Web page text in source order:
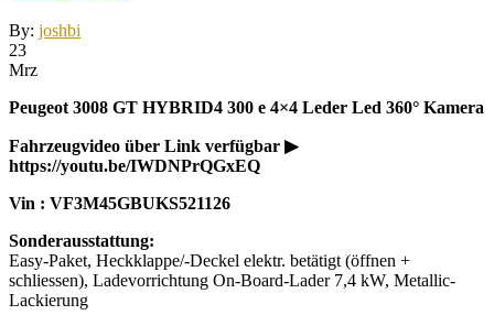
By: joshbi
23
Mrz
Peugeot 3008 GT HYBRID4 300 e 4×4 Leder Led 360° Kamera
Fahrzeugvideo über Link verfügbar ▶
https://youtu.be/IWDNPrQGxEQ
Vin : VF3M45GBUKS521126
Sonderausstattung:
Easy-Paket, Heckklappe/-Deckel elektr. betätigt (öffnen +
schliessen), Ladevorrichtung On-Board-Lader 7,4 kW, Metallic-
Lackierung